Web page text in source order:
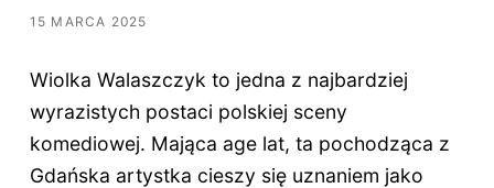
15 MARCA 2025
Wiolka Walaszczyk to jedna z najbardziej
wyrazistych postaci polskiej sceny
komediowej. Mająca age lat, ta pochodząca z
Gdańska artystka cieszy się uznaniem jako